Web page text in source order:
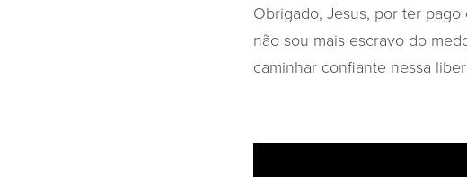
Obrigado, Jesus, por ter
não sou mais escravo do
caminhar confiante nessa